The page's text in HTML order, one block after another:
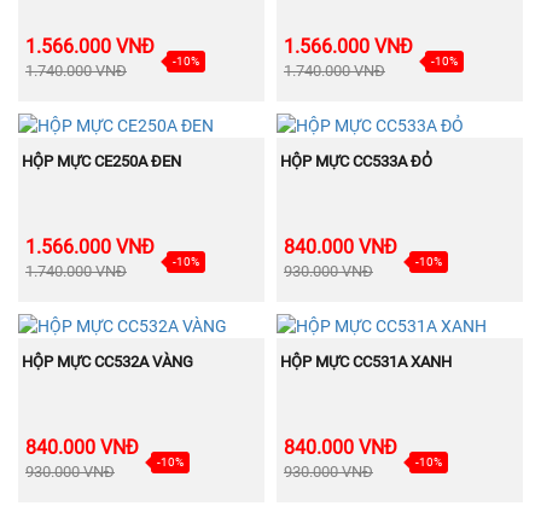
1.566.000 VNĐ
1.740.000 VNĐ
-10%
1.566.000 VNĐ
1.740.000 VNĐ
-10%
BÁN
CHẠY
MUA NGAY
HỘP MỰC CE250A ĐEN
1.566.000 VNĐ
1.740.000 VNĐ
-10%
BÁN
CHẠY
MUA NGAY
HỘP MỰC CC533A ĐỎ
840.000 VNĐ
930.000 VNĐ
-10%
BÁN
CHẠY
MUA NGAY
HỘP MỰC CC532A VÀNG
840.000 VNĐ
930.000 VNĐ
-10%
BÁN
CHẠY
MUA NGAY
HỘP MỰC CC531A XANH
840.000 VNĐ
930.000 VNĐ
-10%